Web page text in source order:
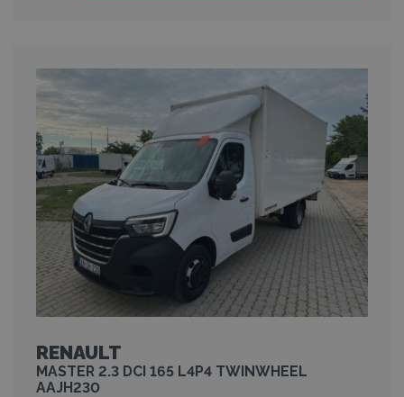
RENAULT
MASTER 2.3 DCI 165 L4P4 TWINWHEEL
AAJH230